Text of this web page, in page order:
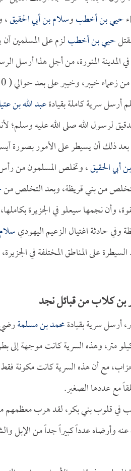
حيي بن أخطبوسلام بن أبي الحقيق،
حيي بن أخطبلزم على المسلمين أن
المدينة المنورة، من أجل هذا أرسل
أرسل سرية كاملة بقيادةعبد الله بن
لرسول الله صلى الله عليه وسلم؛
بعد ذلك أن يسيطر على الأمور
أبي الحقيق، وتخلص المسلمون من
من بني قريظة، وبعد التخلص من
وأن نجمها سيعلو في الجزيرة
وفي حادثة اغتيال الزعيم اليهودي
على المناطق المختلفة في
بن كلاب من قبائل نجد
أرسل سرية بقيادةمحمد بن مسلمةرضي
عن المدينة المنورة أكثر من (300) كيلو متر، وهذه
مع عددها الصغير.
في قلوب بني بكر، لقد هرب